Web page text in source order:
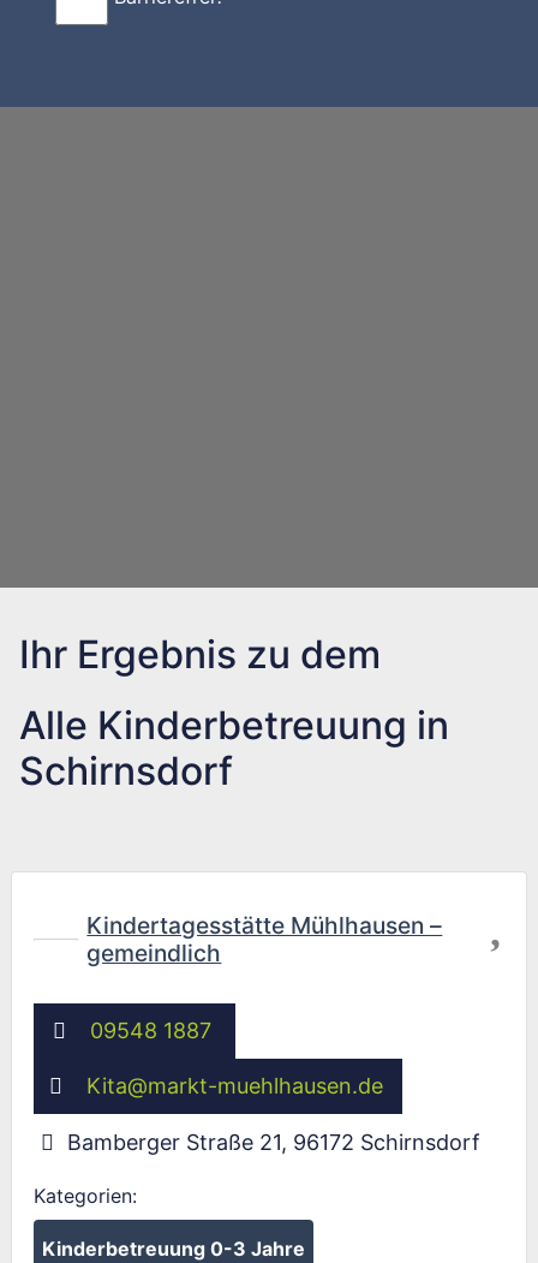
Ihr Ergebnis zu dem
Alle Kinderbetreuung in
Schirnsdorf
Kindertagesstätte Mühlhausen –
gemeindlich
09548 1887
Kita@markt-muehlhausen.de
Bamberger Straße 21, 96172 Schirnsdorf
Kategorien:
Kinderbetreuung 0-3 Jahre